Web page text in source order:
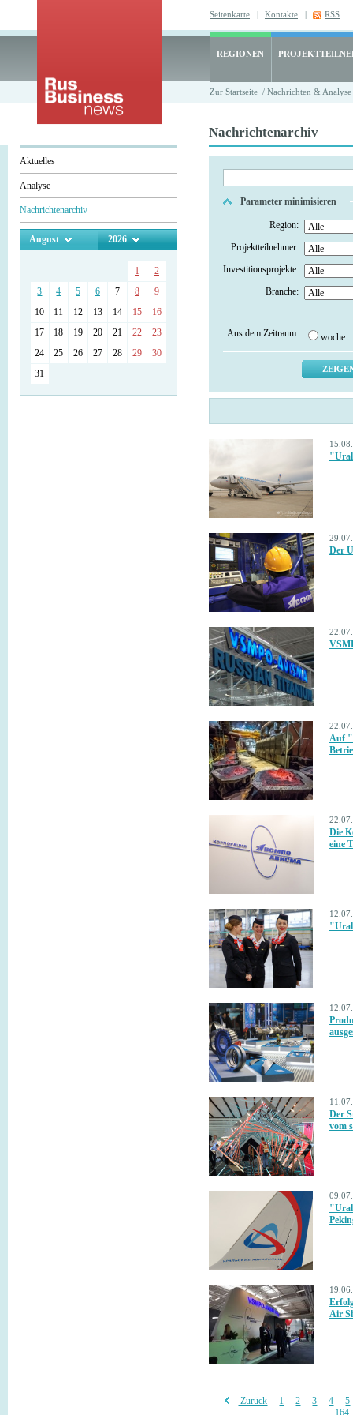
Seitenkarte | Kontakte | RSS
REGIONEN
Zur Startseite / Nachrichten & Analyse
Aktuelles
Analyse
Nachrichtenarchiv
August 2026
1
2
3
4 5 6 7 8
9
10
11 12 13 14 15
16
17
18 19 20 21 22
23
24
25 26 27 28 29
30
31
Nachrichtenarchiv
Parameter minimisieren
Region:
Projektteilnehmer:
Investitionsprojekte:
Branche:
Aus dem Zeitraum: woche
"Ural
Der
Auf
Die
eine
"Ural
Der
vom
"Ural
Air
Zurück 1 2 3 4
5